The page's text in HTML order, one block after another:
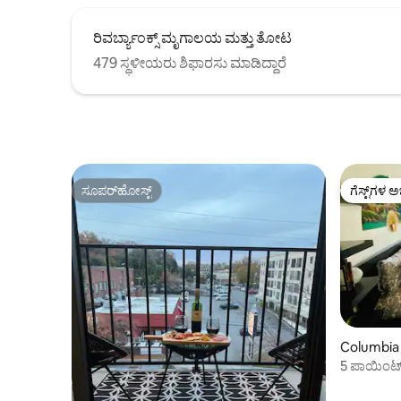
ರಿವರ್ಬ್ಯಾಂಕ್ಸ್ ಮೃಗಾಲಯ ಮತ್ತು ತೋಟ
479 ಸ್ಥಳೀಯರು ಶಿಫಾರಸು ಮಾಡಿದ್ದಾರೆ
ಸೂಪರ್‌ಹೋಸ್ಟ್
ಸೂಪರ್‌ಹೋಸ್ಟ್ ಗೆಸ್ಟ್‌ಗಳ
ಗೆಸ್ಟ್‌ಗಳ
5